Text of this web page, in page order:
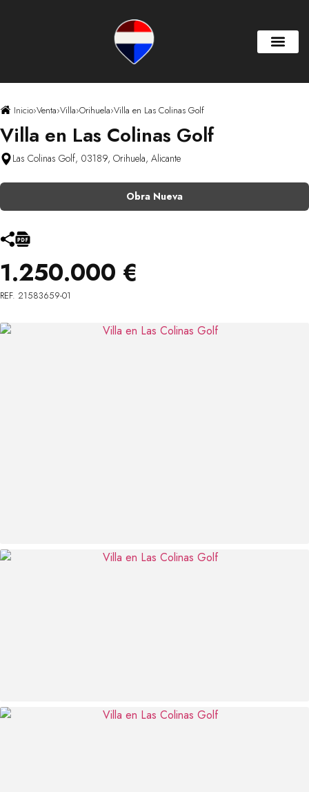
Inicio›Venta›Villa›Orihuela›Villa en Las Colinas Golf
Villa en Las Colinas Golf
Las Colinas Golf, 03189, Orihuela, Alicante
Obra Nueva
1.250.000 €
REF. 21583659-01